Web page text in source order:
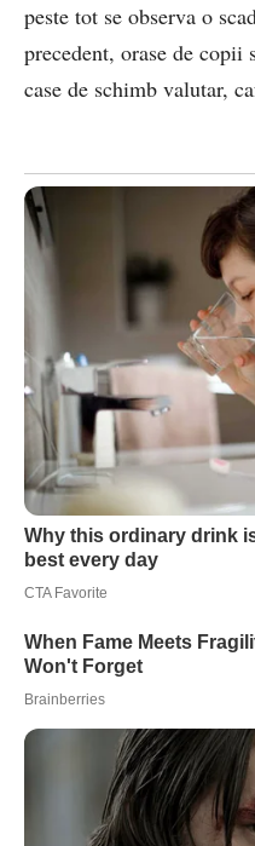
peste tot se observa o
precedent, orase de
case de schimb valutar,